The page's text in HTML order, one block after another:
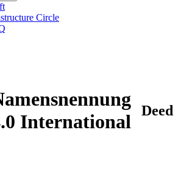
Circle
International
Deed